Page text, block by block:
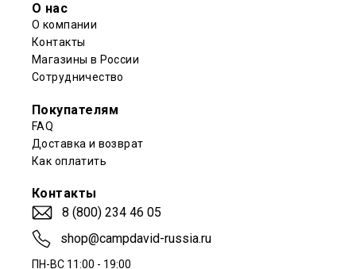
О нас
О компании
Контакты
Магазины в России
Сотрудничество
Покупателям
FAQ
Доставка и возврат
Как оплатить
Контакты
8 (800) 234 46 05
shop@campdavid-russia.ru
ПН-ВС 11:00 - 19:00